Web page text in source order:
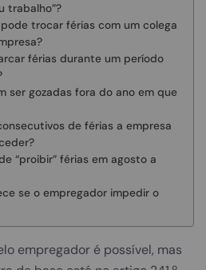
trabalho”?
trocar férias com um colega
férias durante um período
ser gozadas fora do ano em que
de férias a empresa
“proibir” férias em agosto a
se o empregador impedir o
empregador é possível, mas